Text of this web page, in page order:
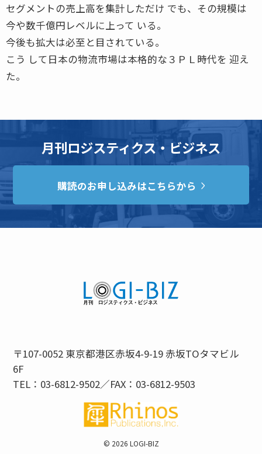
セグメントの売上高を集計しただけ でも、その規模は
今や数千億円レベルに上って いる。
今後も拡大は必至と目されている。
こう して日本の物流市場は本格的な３ＰＬ時代を 迎え
た。
月刊ロジスティクス・ビジネス
購読のお申し込みはこちらから
〒107-0052 東京都港区赤坂4-9-19 赤坂TOタマビル
6F
TEL：03-6812-9502／FAX：03-6812-9503
© 2026 LOGI-BIZ